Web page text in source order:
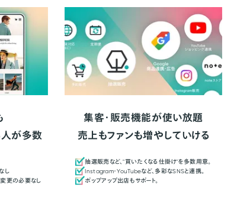
が多数
し
更の必要なし
集客・販売機能が使い放題
売上もファンも増やしていける
抽選販売など、"買いたくなる仕掛け"を多数用意。
Instagram・YouTubeなど、多彩なSNSと連携。
ポップアップ出店もサポート。